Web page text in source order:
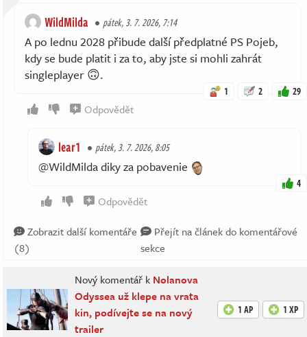
WildMilda pátek, 3. 7. 2026, 7:14
A po lednu 2028 přibude další předplatné PS Pojeb,
kdy se bude platit i za to, aby jste si mohli zahrát
singleplayer 🙃.
1 2 29
Odpovědět
lear1 pátek, 3. 7. 2026, 8:05
@WildMilda diky za pobavenie
4
Odpovědět
Zobrazit další komentáře
(8)
Přejít na článek do komentářové
sekce
Nový komentář k Nolanova
Odyssea už klepe na vrata
kin, podívejte se na nový
trailer
1 AP 1 XP